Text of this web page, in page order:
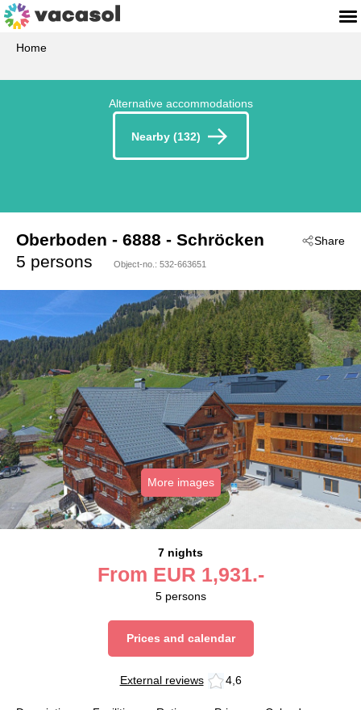
Home
Alternative accommodations
Nearby (132)
Share
Oberboden - 6888 - Schröcken
5 persons
Object-no.: 532-663651
More images
7 nights
From EUR 1,931.-
5 persons
Prices and calendar
External reviews 4,6